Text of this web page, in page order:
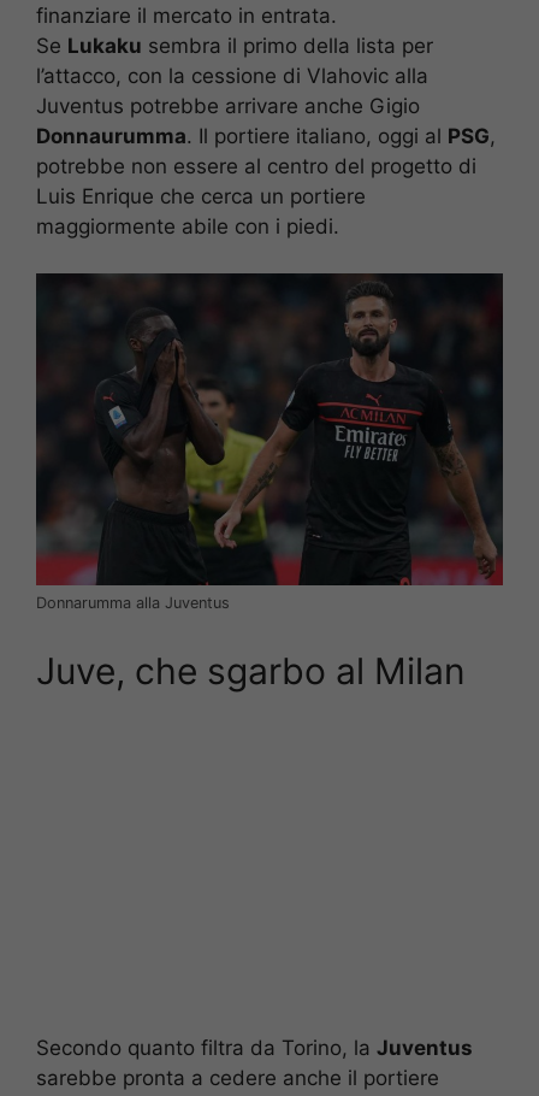
finanziare il mercato in entrata.
Se Lukaku sembra il primo della lista per
l’attacco, con la cessione di Vlahovic alla
Juventus potrebbe arrivare anche Gigio
Donnaurumma. Il portiere italiano, oggi al PSG,
potrebbe non essere al centro del progetto di
Luis Enrique che cerca un portiere
maggiormente abile con i piedi.
Donnarumma alla Juventus
Juve, che sgarbo al Milan
Secondo quanto filtra da Torino, la Juventus
sarebbe pronta a cedere anche il portiere